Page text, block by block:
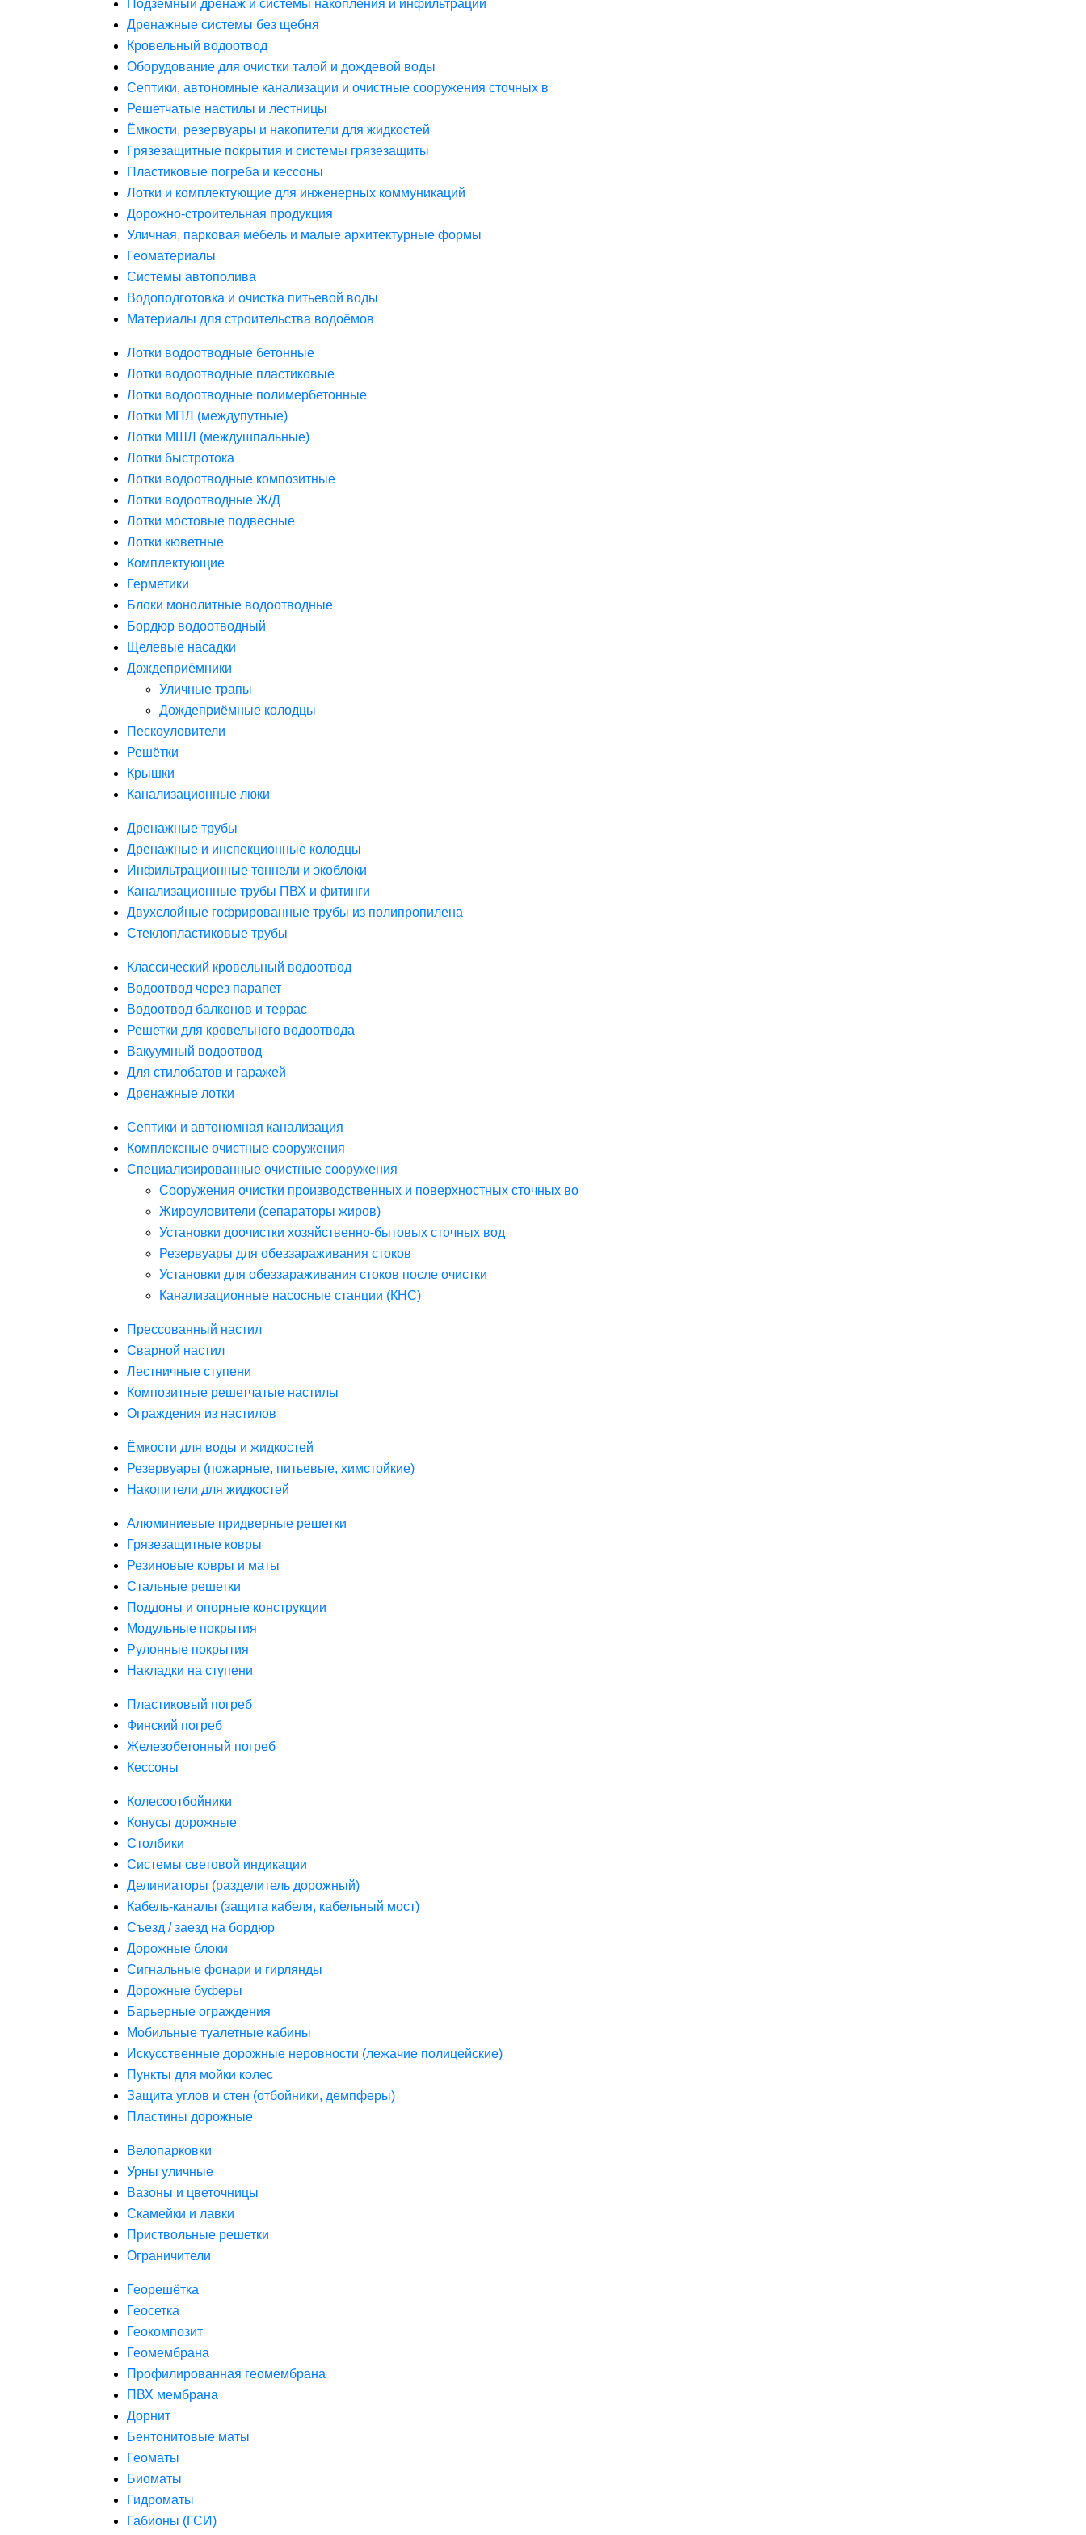
Подземный дренаж и системы накопления и инфильтрации
Дренажные системы без щебня
Кровельный водоотвод
Оборудование для очистки талой и дождевой воды
Септики, автономные канализации и очистные сооружения сточных в
Решетчатые настилы и лестницы
Ёмкости, резервуары и накопители для жидкостей
Грязезащитные покрытия и системы грязезащиты
Пластиковые погреба и кессоны
Лотки и комплектующие для инженерных коммуникаций
Дорожно-строительная продукция
Уличная, парковая мебель и малые архитектурные формы
Геоматериалы
Системы автополива
Водоподготовка и очистка питьевой воды
Материалы для строительства водоёмов
Лотки водоотводные бетонные
Лотки водоотводные пластиковые
Лотки водоотводные полимербетонные
Лотки МПЛ (междупутные)
Лотки МШЛ (междушпальные)
Лотки быстротока
Лотки водоотводные композитные
Лотки водоотводные Ж/Д
Лотки мостовые подвесные
Лотки кюветные
Комплектующие
Герметики
Блоки монолитные водоотводные
Бордюр водоотводный
Щелевые насадки
Дождеприёмники
Уличные трапы
Дождеприёмные колодцы
Пескоуловители
Решётки
Крышки
Канализационные люки
Дренажные трубы
Дренажные и инспекционные колодцы
Инфильтрационные тоннели и экоблоки
Канализационные трубы ПВХ и фитинги
Двухслойные гофрированные трубы из полипропилена
Стеклопластиковые трубы
Классический кровельный водоотвод
Водоотвод через парапет
Водоотвод балконов и террас
Решетки для кровельного водоотвода
Вакуумный водоотвод
Для стилобатов и гаражей
Дренажные лотки
Септики и автономная канализация
Комплексные очистные сооружения
Специализированные очистные сооружения
Сооружения очистки производственных и поверхностных сточных во
Жироуловители (сепараторы жиров)
Установки доочистки хозяйственно-бытовых сточных вод
Резервуары для обеззараживания стоков
Установки для обеззараживания стоков после очистки
Канализационные насосные станции (КНС)
Прессованный настил
Сварной настил
Лестничные ступени
Композитные решетчатые настилы
Ограждения из настилов
Ёмкости для воды и жидкостей
Резервуары (пожарные, питьевые, химстойкие)
Накопители для жидкостей
Алюминиевые придверные решетки
Грязезащитные ковры
Резиновые ковры и маты
Стальные решетки
Поддоны и опорные конструкции
Модульные покрытия
Рулонные покрытия
Накладки на ступени
Пластиковый погреб
Финский погреб
Железобетонный погреб
Кессоны
Колесоотбойники
Конусы дорожные
Столбики
Системы световой индикации
Делиниаторы (разделитель дорожный)
Кабель-каналы (защита кабеля, кабельный мост)
Съезд / заезд на бордюр
Дорожные блоки
Сигнальные фонари и гирлянды
Дорожные буферы
Барьерные ограждения
Мобильные туалетные кабины
Искусственные дорожные неровности (лежачие полицейские)
Пункты для мойки колес
Защита углов и стен (отбойники, демпферы)
Пластины дорожные
Велопарковки
Урны уличные
Вазоны и цветочницы
Скамейки и лавки
Приствольные решетки
Ограничители
Георешётка
Геосетка
Геокомпозит
Геомембрана
Профилированная геомембрана
ПВХ мембрана
Дорнит
Бентонитовые маты
Геоматы
Биоматы
Гидроматы
Габионы (ГСИ)